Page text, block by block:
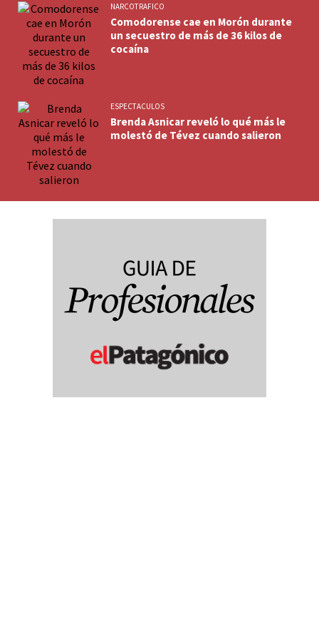
NARCOTRAFICO
Comodorense cae en Morón durante
un secuestro de más de 36 kilos de
cocaína
ESPECTACULOS
Brenda Asnicar reveló lo qué más le
molestó de Tévez cuando salieron